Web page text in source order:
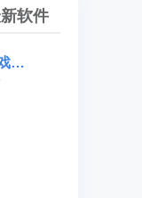
软件
溧阳同城游戏大厅